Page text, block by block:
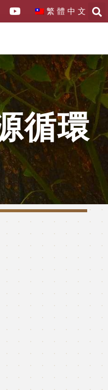
繁體中文
循環